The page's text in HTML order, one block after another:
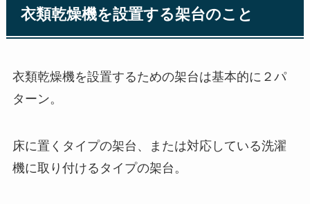
衣類乾燥機を設置する架台のこと
衣類乾燥機を設置するための架台は基本的に２パ
ターン。
床に置くタイプの架台、または対応している洗濯
機に取り付けるタイプの架台。